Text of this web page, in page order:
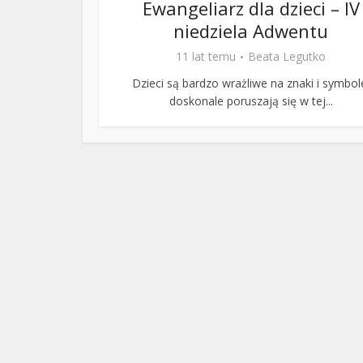
Ewangeliarz dla dzieci – IV
niedziela Adwentu
11 lat temu
Beata Legutko
Dzieci są bardzo wrażliwe na znaki i
doskonale poruszają się w tej...